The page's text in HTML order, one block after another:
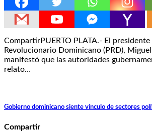
CompartirPUERTO PLATA.- El
Revolucionario Dominicano (PRD),
manifestó que las autoridades
relato…
Gobierno dominicano siente vínculo de sectores
Compartir